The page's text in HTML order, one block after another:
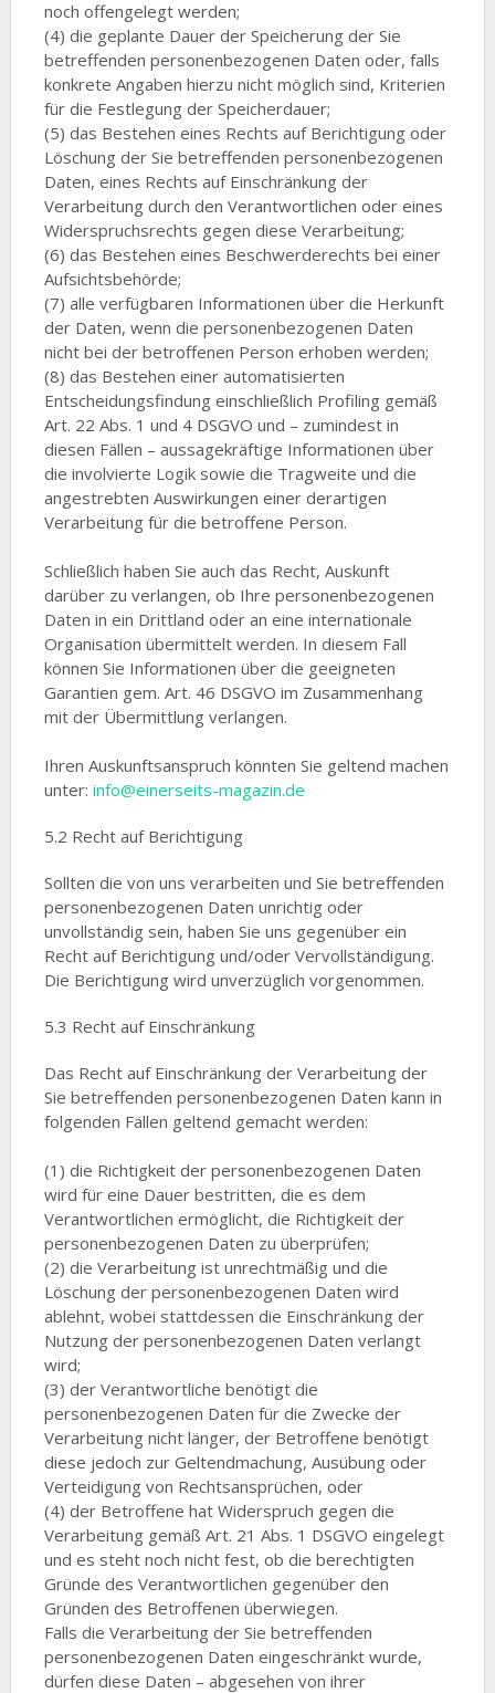
noch offengelegt werden;
(4) die geplante Dauer der Speicherung der Sie
betreffenden personenbezogenen Daten oder, falls
konkrete Angaben hierzu nicht möglich sind, Kriterien
für die Festlegung der Speicherdauer;
(5) das Bestehen eines Rechts auf Berichtigung oder
Löschung der Sie betreffenden personenbezogenen
Daten, eines Rechts auf Einschränkung der
Verarbeitung durch den Verantwortlichen oder eines
Widerspruchsrechts gegen diese Verarbeitung;
(6) das Bestehen eines Beschwerderechts bei einer
Aufsichtsbehörde;
(7) alle verfügbaren Informationen über die Herkunft
der Daten, wenn die personenbezogenen Daten
nicht bei der betroffenen Person erhoben werden;
(8) das Bestehen einer automatisierten
Entscheidungsfindung einschließlich Profiling gemäß
Art. 22 Abs. 1 und 4 DSGVO und – zumindest in
diesen Fällen – aussagekräftige Informationen über
die involvierte Logik sowie die Tragweite und die
angestrebten Auswirkungen einer derartigen
Verarbeitung für die betroffene Person.
Schließlich haben Sie auch das Recht, Auskunft
darüber zu verlangen, ob Ihre personenbezogenen
Daten in ein Drittland oder an eine internationale
Organisation übermittelt werden. In diesem Fall
können Sie Informationen über die geeigneten
Garantien gem. Art. 46 DSGVO im Zusammenhang
mit der Übermittlung verlangen.
Ihren Auskunftsanspruch könnten Sie geltend machen
unter: info@einerseits-magazin.de
5.2 Recht auf Berichtigung
Sollten die von uns verarbeiten und Sie betreffenden
personenbezogenen Daten unrichtig oder
unvollständig sein, haben Sie uns gegenüber ein
Recht auf Berichtigung und/oder Vervollständigung.
Die Berichtigung wird unverzüglich vorgenommen.
5.3 Recht auf Einschränkung
Das Recht auf Einschränkung der Verarbeitung der
Sie betreffenden personenbezogenen Daten kann in
folgenden Fällen geltend gemacht werden:
(1) die Richtigkeit der personenbezogenen Daten
wird für eine Dauer bestritten, die es dem
Verantwortlichen ermöglicht, die Richtigkeit der
personenbezogenen Daten zu überprüfen;
(2) die Verarbeitung ist unrechtmäßig und die
Löschung der personenbezogenen Daten wird
ablehnt, wobei stattdessen die Einschränkung der
Nutzung der personenbezogenen Daten verlangt
wird;
(3) der Verantwortliche benötigt die
personenbezogenen Daten für die Zwecke der
Verarbeitung nicht länger, der Betroffene benötigt
diese jedoch zur Geltendmachung, Ausübung oder
Verteidigung von Rechtsansprüchen, oder
(4) der Betroffene hat Widerspruch gegen die
Verarbeitung gemäß Art. 21 Abs. 1 DSGVO eingelegt
und es steht noch nicht fest, ob die berechtigten
Gründe des Verantwortlichen gegenüber den
Gründen des Betroffenen überwiegen.
Falls die Verarbeitung der Sie betreffenden
personenbezogenen Daten eingeschränkt wurde,
dürfen diese Daten – abgesehen von ihrer